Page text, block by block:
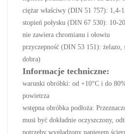
ciężar właściwy (DIN 51 757): 1,4-
stopień połysku (DIN 67 530): 10-
nie zawiera chromianu i ołowiu
przyczepność (DIN 53 151): żelazo,
dobra)
Informacje techniczne:
warunki obróbki: od +10°C i do
powietrza
wstępna obróbka podłoża:
musi być dokładnie oczyszczony,
potrzeby wygładzony papierem